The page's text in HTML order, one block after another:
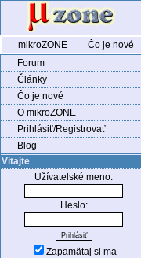
mikroZONE Čo je nové
Forum
Články
Čo je nové
O mikroZONE
Prihlásiť/Registrovať
Blog
Vitajte
Užívatelské meno:
Heslo:
Zapamätaj si ma